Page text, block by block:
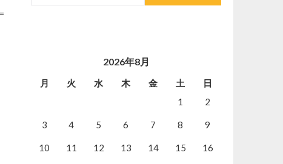
2026年8月
月 火 水 木 金 土
日
1
2
3 4 5 6 7 8 9
10 11 12 13 14 15 16